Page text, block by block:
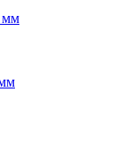
мм